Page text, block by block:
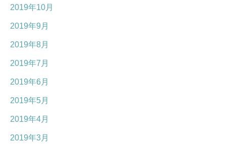
2019年10月
2019年9月
2019年8月
2019年7月
2019年6月
2019年5月
2019年4月
2019年3月